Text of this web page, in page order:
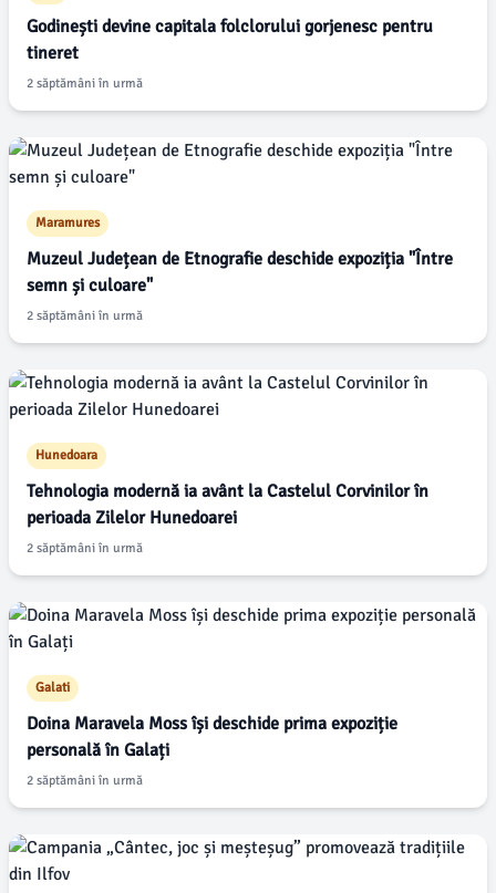
Godinești devine capitala folclorului gorjenesc pentru
tineret
2 săptămâni în urmă
Maramures
Muzeul Județean de Etnografie deschide expoziția "Între
semn și culoare"
2 săptămâni în urmă
Hunedoara
Tehnologia modernă ia avânt la Castelul Corvinilor în
perioada Zilelor Hunedoarei
2 săptămâni în urmă
Galati
Doina Maravela Moss își deschide prima expoziție
personală în Galați
2 săptămâni în urmă